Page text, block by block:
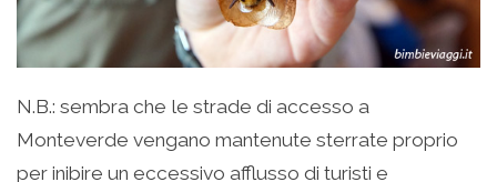
N.B.: sembra che le strade di accesso a
Monteverde vengano mantenute sterrate proprio
per inibire un eccessivo afflusso di turisti e